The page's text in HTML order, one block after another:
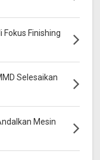
Fokus Finishing
Selesaikan
Mesin